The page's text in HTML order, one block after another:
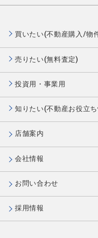
買いたい(不動産購入/物
売りたい(無料査定)
投資用・事業用
知りたい(不動産お役立
店舗案内
会社情報
お問い合わせ
採用情報